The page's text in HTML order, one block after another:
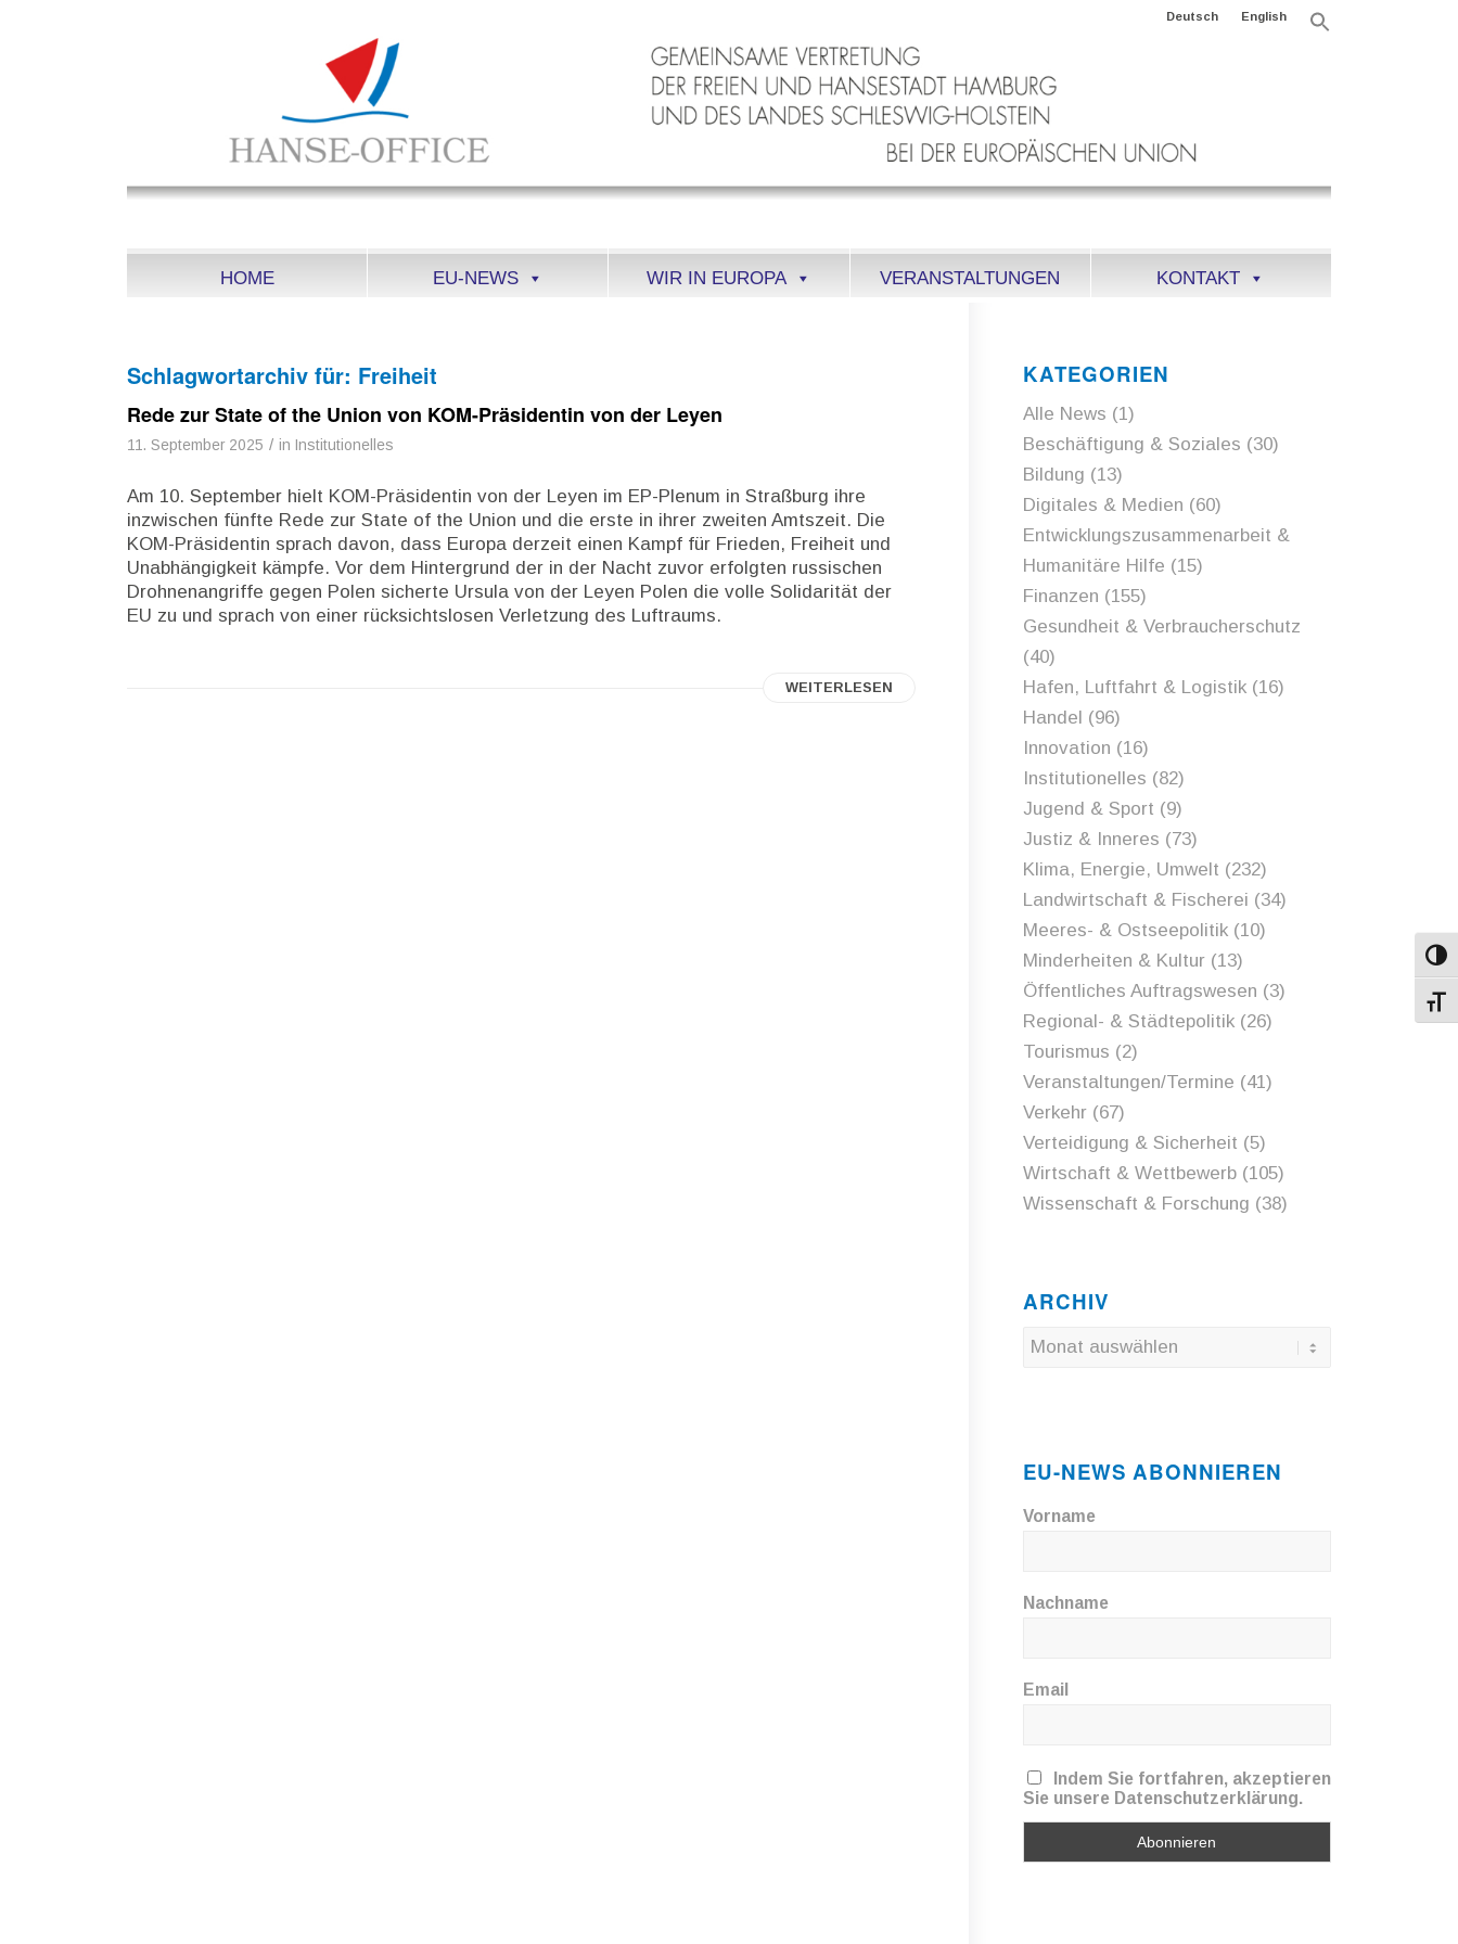
Deutsch English
HOME EU-NEWS WIR IN EUROPA VERANSTALTUNGEN KONTAKT
Schlagwortarchiv für: Freiheit
Rede zur State of the Union von KOM-Präsidentin von der Leyen
11. September 2025 / in Institutionelles
Am 10. September hielt KOM-Präsidentin von der Leyen im EP-Plenum in Straßburg ihre
inzwischen fünfte Rede zur State of the Union und die erste in ihrer zweiten Amtszeit. Die
KOM-Präsidentin sprach davon, dass Europa derzeit einen Kampf für Frieden, Freiheit und
Unabhängigkeit kämpfe. Vor dem Hintergrund der in der Nacht zuvor erfolgten russischen
Drohnenangriffe gegen Polen sicherte Ursula von der Leyen Polen die volle Solidarität der
EU zu und sprach von einer rücksichtslosen Verletzung des Luftraums.
WEITERLESEN
KATEGORIEN
Alle News (1)
Beschäftigung & Soziales (30)
Bildung (13)
Digitales & Medien (60)
Entwicklungszusammenarbeit &
Humanitäre Hilfe (15)
Finanzen (155)
Gesundheit & Verbraucherschutz
(40)
Hafen, Luftfahrt & Logistik(16)
Handel (96)
Innovation (16)
Institutionelles (82)
Jugend & Sport (9)
Justiz & Inneres (73)
Klima, Energie, Umwelt (232)
Landwirtschaft & Fischerei (34)
Meeres- & Ostseepolitik(10)
Minderheiten & Kultur(13)
Öffentliches Auftragswesen (3)
Regional- & Städtepolitik(26)
Tourismus (2)
Veranstaltungen/Termine (41)
Verkehr(67)
Verteidigung & Sicherheit (5)
Wirtschaft & Wettbewerb(105)
Wissenschaft & Forschung (38)
ARCHIV
EU-NEWS ABONNIEREN
Vorname
Nachname
Email
Indem Sie fortfahren, akzeptieren
Sie unsere Datenschutzerklärung.